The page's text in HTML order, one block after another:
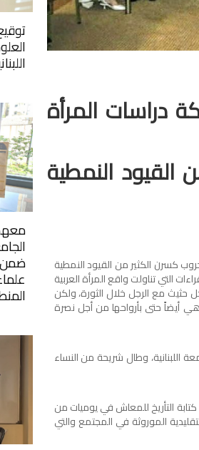
دراسات المرأة
القيود النمطية
كسرن الكثير من القيود النمطية
التي تناولت واقع المرأة العربية
حثيث مع الرجل خلال الثورة، ولكن
أيضاً حتى بأرواحها من أجل نصرة
اللبنانية، وطال شريحة من النساء
كتابة التأريخ للمعاش في يوميات من
الموروثة في المجتمع والتي
ضمن